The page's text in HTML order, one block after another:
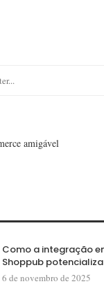
Como a integração
Shoppub potencializa
6 de novembro de 2025